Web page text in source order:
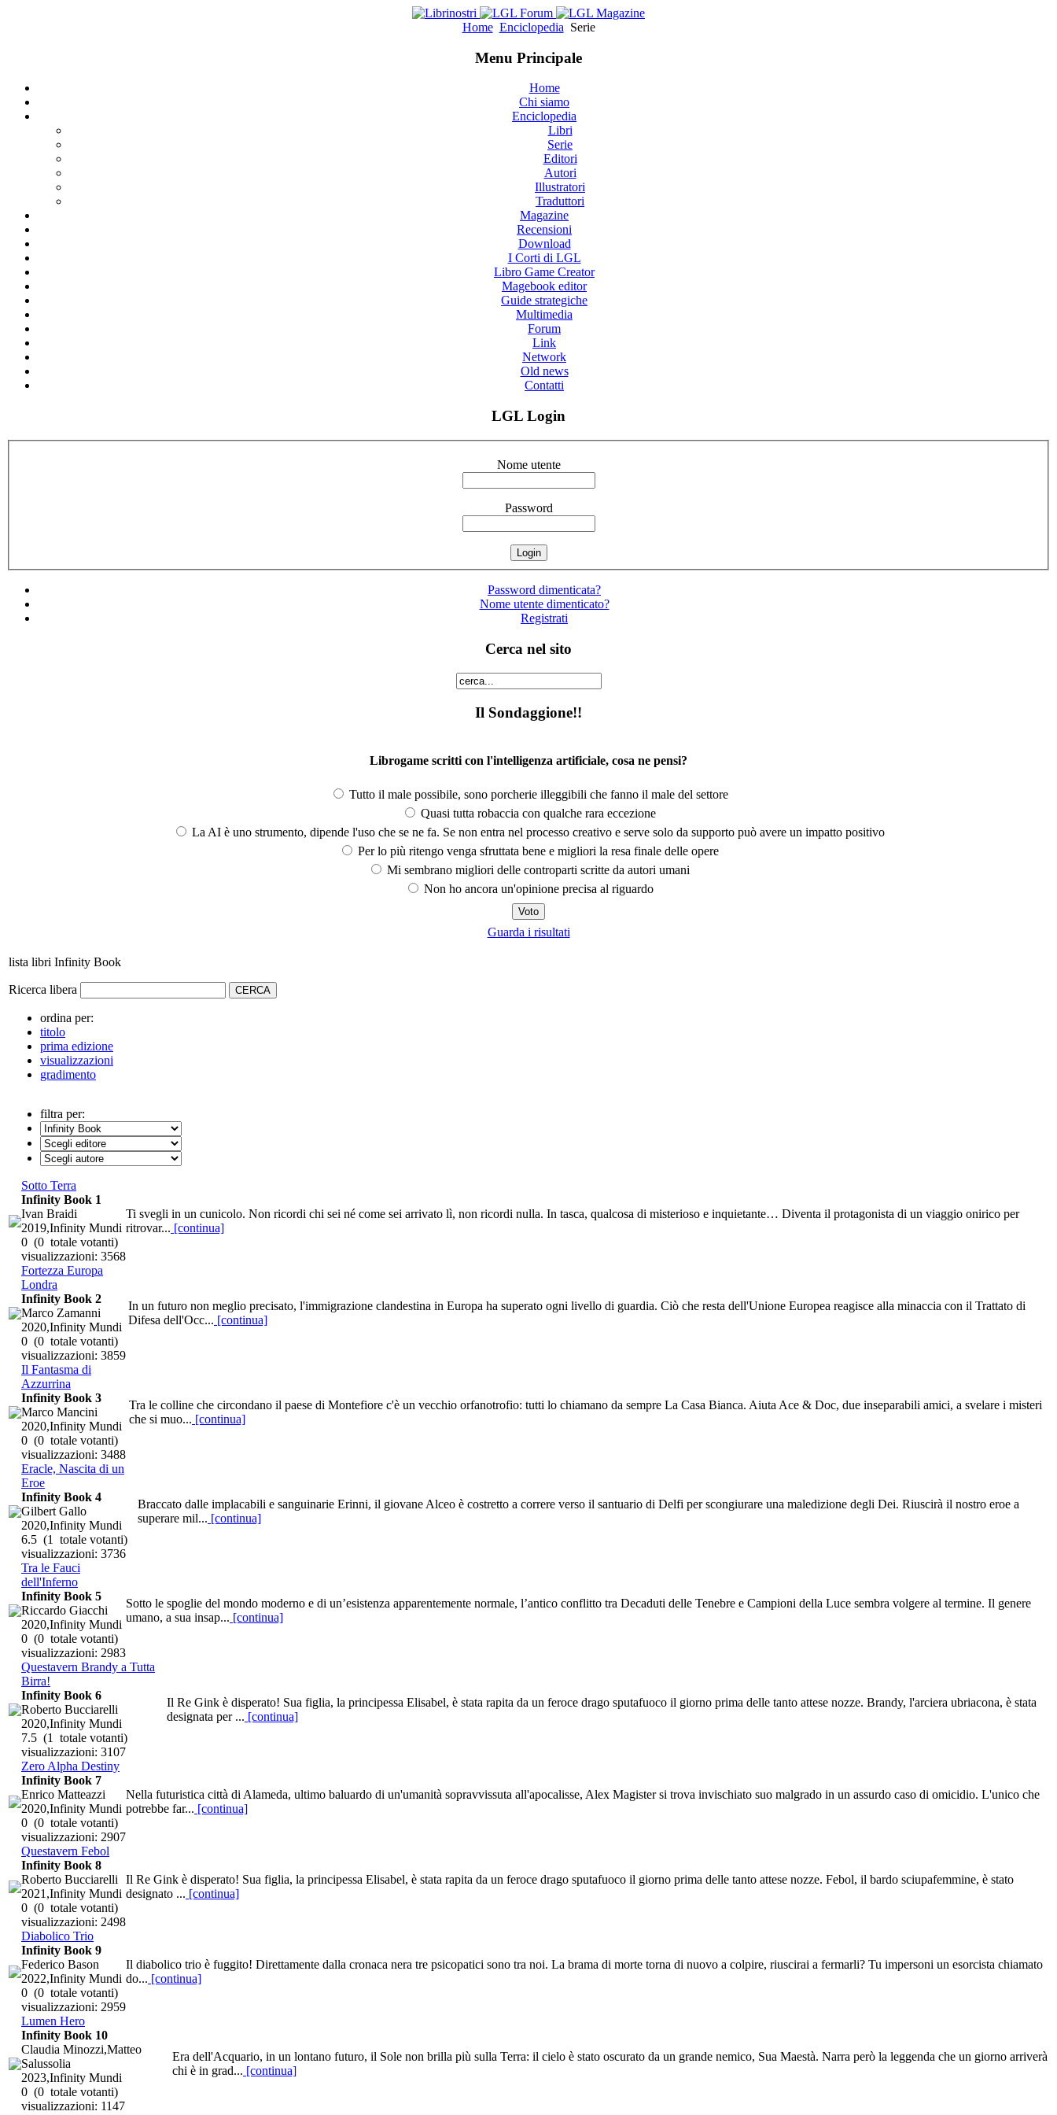
Home Enciclopedia Serie
Menu Principale
Home
Chi siamo
Enciclopedia
Libri
Serie
Editori
Autori
Illustratori
Traduttori
Magazine
Recensioni
Download
I Corti di LGL
Libro Game Creator
Magebook editor
Guide strategiche
Multimedia
Forum
Link
Network
Old news
Contatti
LGL Login
Nome utente
Password
Password dimenticata?
Nome utente dimenticato?
Registrati
Cerca nel sito
Il Sondaggione!!
Librogame scritti con l'intelligenza artificiale, cosa ne pensi?
Tutto il male possibile, sono porcherie illeggibili che fanno il male del settore
Quasi tutta robaccia con qualche rara eccezione
La AI è uno strumento, dipende l'uso che se ne fa. Se non entra nel processo creativo e serve solo da supporto può avere un impatto positivo
Per lo più ritengo venga sfruttata bene e migliori la resa finale delle opere
Mi sembrano migliori delle controparti scritte da autori umani
Non ho ancora un'opinione precisa al riguardo
Guarda i risultati
lista libri Infinity Book
Ricerca libera
ordina per:
titolo
prima edizione
visualizzazioni
gradimento
filtra per:
Sotto Terra
Ti svegli in un cunicolo. Non ricordi chi sei né come sei arrivato lì, non ricordi nulla. In tasca, qualcosa di misterioso e inquietante… Diventa il protagonista di un viaggio onirico per
ritrovar... [continua]
Infinity Book 1
Ivan Braidi
2019,Infinity Mundi
0 (0 totale votanti)
visualizzazioni: 3568
Fortezza Europa
Londra
In un futuro non meglio precisato, l'immigrazione clandestina in Europa ha superato ogni livello di guardia. Ciò che resta dell'Unione Europea reagisce alla minaccia con il Trattato di
Difesa dell'Occ... [continua]
Infinity Book 2
Marco Zamanni
2020,Infinity Mundi
0 (0 totale votanti)
visualizzazioni: 3859
Il Fantasma di
Azzurrina
Tra le colline che circondano il paese di Montefiore c'è un vecchio orfanotrofio: tutti lo chiamano da sempre La Casa Bianca. Aiuta Ace & Doc, due inseparabili amici, a svelare i misteri
che si muo... [continua]
Infinity Book 3
Marco Mancini
2020,Infinity Mundi
0 (0 totale votanti)
visualizzazioni: 3488
Eracle, Nascita di un
Eroe
Braccato dalle implacabili e sanguinarie Erinni, il giovane Alceo è costretto a correre verso il santuario di Delfi per scongiurare una maledizione degli Dei. Riuscirà il nostro eroe a
superare mil... [continua]
Infinity Book 4
Gilbert Gallo
2020,Infinity Mundi
6.5 (1 totale votanti)
visualizzazioni: 3736
Tra le Fauci
dell'Inferno
Sotto le spoglie del mondo moderno e di un’esistenza apparentemente normale, l’antico conflitto tra Decaduti delle Tenebre e Campioni della Luce sembra volgere al termine. Il genere
umano, a sua insap... [continua]
Infinity Book 5
Riccardo Giacchi
2020,Infinity Mundi
0 (0 totale votanti)
visualizzazioni: 2983
Questavern Brandy a Tutta
Birra!
Il Re Gink è disperato! Sua figlia, la principessa Elisabel, è stata rapita da un feroce drago sputafuoco il giorno prima delle tanto attese nozze. Brandy, l'arciera ubriacona, è stata
designata per ... [continua]
Infinity Book 6
Roberto Bucciarelli
2020,Infinity Mundi
7.5 (1 totale votanti)
visualizzazioni: 3107
Zero Alpha Destiny
Nella futuristica città di Alameda, ultimo baluardo di un'umanità sopravvissuta all'apocalisse, Alex Magister si trova invischiato suo malgrado in un assurdo caso di omicidio. L'unico che
potrebbe far... [continua]
Infinity Book 7
Enrico Matteazzi
2020,Infinity Mundi
0 (0 totale votanti)
visualizzazioni: 2907
Questavern Febol
Il Re Gink è disperato! Sua figlia, la principessa Elisabel, è stata rapita da un feroce drago sputafuoco il giorno prima delle tanto attese nozze. Febol, il bardo sciupafemmine, è stato
designato ... [continua]
Infinity Book 8
Roberto Bucciarelli
2021,Infinity Mundi
0 (0 totale votanti)
visualizzazioni: 2498
Diabolico Trio
Il diabolico trio è fuggito! Direttamente dalla cronaca nera tre psicopatici sono tra noi. La brama di morte torna di nuovo a colpire, riuscirai a fermarli? Tu impersoni un esorcista chiamato
do... [continua]
Infinity Book 9
Federico Bason
2022,Infinity Mundi
0 (0 totale votanti)
visualizzazioni: 2959
Lumen Hero
Era dell'Acquario, in un lontano futuro, il Sole non brilla più sulla Terra: il cielo è stato oscurato da un grande nemico, Sua Maestà. Narra però la leggenda che un giorno arriverà
chi è in grad... [continua]
Infinity Book 10
Claudia Minozzi,Matteo
Salussolia
2023,Infinity Mundi
0 (0 totale votanti)
visualizzazioni: 1147